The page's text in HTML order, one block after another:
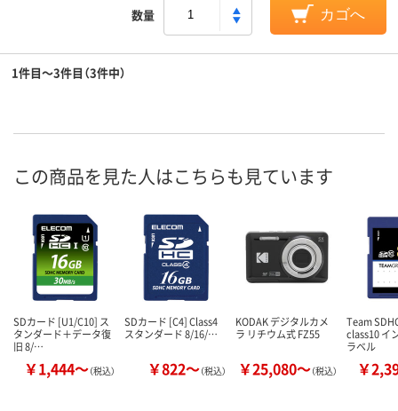
数量 カゴへ
1件目～3件目（3件中）
この商品を見た人はこちらも見ています
SDカード [U1/C10] ス
タンダード＋データ復
旧 8/…
￥1,444～（税込）
SDカード [C4] Class4
スタンダード 8/16/…
￥822～（税込）
KODAK デジタルカメ
ラ リチウム式 FZ55
￥25,080～（税込）
Team
class10 イ
ラベル
￥